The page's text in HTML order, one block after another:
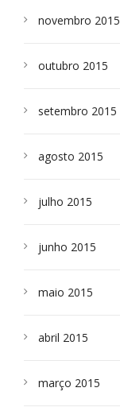
novembro 2015
outubro 2015
setembro 2015
agosto 2015
julho 2015
junho 2015
maio 2015
abril 2015
março 2015